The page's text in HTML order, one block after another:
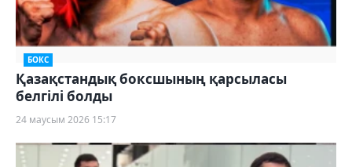
БОКС
Қазақстандық боксшының қарсыласы
белгілі болды
24 маусым 2026 15:17